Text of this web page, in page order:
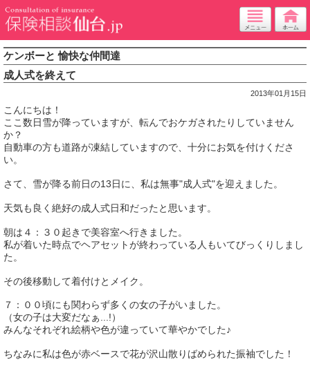
ケンボーと 愉快な仲間達
成人式を終えて
2013年01月15日
こんにちは！
ここ数日雪が降っていますが、転んでおケガされたりしていません
か？
自動車の方も道路が凍結していますので、十分にお気を付けくださ
い。
さて、雪が降る前日の13日に、私は無事"成人式"を迎えました。
天気も良く絶好の成人式日和だったと思います。
朝は４：３０起きで美容室へ行きました。
私が着いた時点でヘアセットが終わっている人もいてびっくりしまし
た。
その後移動して着付けとメイク。
７：００頃にも関わらず多くの女の子がいました。
（女の子は大変だなぁ...!）
みんなそれぞれ絵柄や色が違っていて華やかでした♪
ちなみに私は色が赤ベースで花が沢山散りばめられた振袖でした！